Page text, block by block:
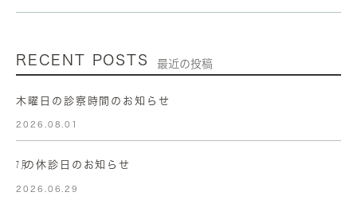
RECENT POSTS 最近の投稿
木曜日の診察時間のお知らせ
2026.08.01
㋆の休診日のお知らせ
2026.06.29